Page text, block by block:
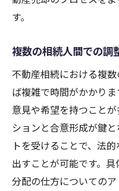
す。
複数の相続人間での調
不動産相続における複
ば複雑で時間がかかり
意見や希望を持つこと
ションと合意形成が鍵
トを受けることで、法
出すことが可能です。
分配の仕方についての